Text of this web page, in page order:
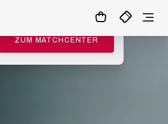
ZUM MATCHCENTER